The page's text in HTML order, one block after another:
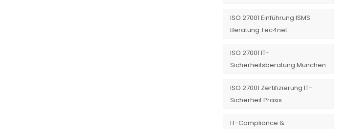
ISO 27001 Einführung ISMS
Beratung Tec4net
ISO 27001 IT-
Sicherheitsberatung München
ISO 27001 Zertifizierung IT-
Sicherheit Praxis
IT-Compliance &